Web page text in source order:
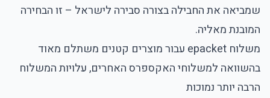
שמביאה את החבילה בצורה סבירה לישראל – זו הבחירה
המובנת מאליה.
משלוח epacket עבור מוצרים קטנים משתלם מאוד
בהשוואה למשלוחי האקספרס האחרים, עלויות המשלוח
הרבה יותר נמוכות